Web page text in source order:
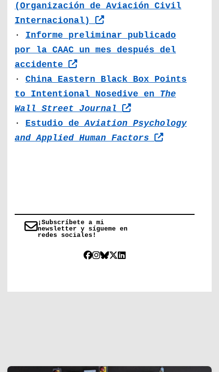
(Organización de Aviación Civil
Internacional)
· Informe preliminar publicado
por la CAAC un mes después del
accidente
· China Eastern Black Box Points
to Intentional Nosedive en The
Wall Street Journal
· Estudio deAviation Psychology
and Applied Human Factors
¡Subscríbete a mi
newsletter y sígueme en
redes sociales!